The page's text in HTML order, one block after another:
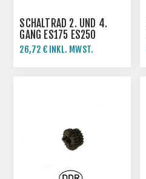
SCHALTRAD 2. UND 4.
GANG ES175 ES250
TS250
26,72 € INKL. MWST.